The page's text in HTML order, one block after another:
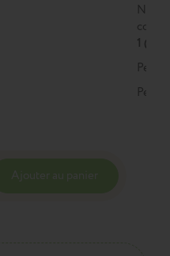
Nbre
1 (M)
Peut
Peut